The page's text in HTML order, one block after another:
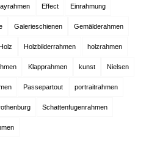
Effect Einrahmung
Galerieschienen Gemälderahmen
Holz Holzbilderrahmen holzrahmen
Klapprahmen kunst Nielsen
Passepartout portraitrahmen
Schattenfugenrahmen